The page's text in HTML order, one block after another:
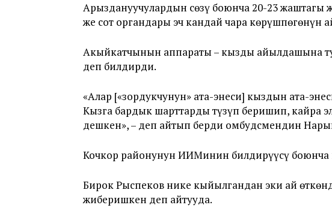
Арыздануучулардын сөзү боюнча 20-23 жаштагы
же сот органдары эч кандай чара көрүшпөгөнүн
Акыйкатчынын аппараты – кызды айылдашына
деп билдирди.
«Алар [«зордукчунун» ата-энеси] кыздын ата-
Кызга бардык шарттарды түзүп беришип, кайра
дешкен», – деп айтып берди омбудсмендин
Кочкор районунун ИИМинин билдирүүсү
Бирок Рыспеков нике кыйылгандан эки ай
жиберишкен деп айтууда.